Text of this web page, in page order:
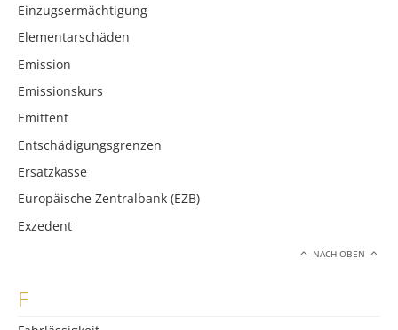
Einzugsermächtigung
Elementarschäden
Emission
Emissionskurs
Emittent
Entschädigungsgrenzen
Ersatzkasse
Europäische Zentralbank (EZB)
Exzedent
NACH OBEN
F